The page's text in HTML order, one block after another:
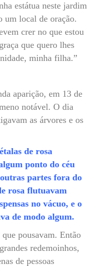
estátua neste jardim
um local de oração.
crer no que estou
que quero lhes
minha filha.”
aparição, em 13 de
notável. O dia
as árvores e os
de rosa
ponto do céu
partes fora do
rosa flutuavam
no vácuo, e o
de modo algum.
pousavam. Então
redemoinhos,
de pessoas